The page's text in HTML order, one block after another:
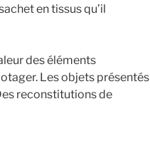
en tissus qu’il
des éléments
Les objets présentés
reconstitutions de